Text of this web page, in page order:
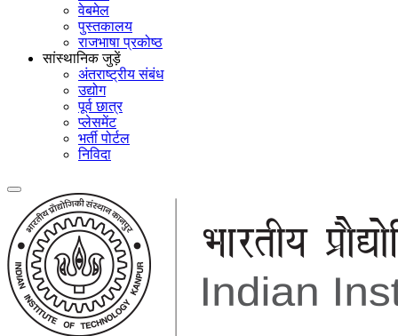
वेबमेल
पुस्तकालय
राजभाषा प्रकोष्ठ
सांस्थानिक जुड़ें
अंतराष्ट्रीय संबंध
उद्योग
पूर्व छात्र
प्लेसमेंट
भर्ती पोर्टल
निविदा